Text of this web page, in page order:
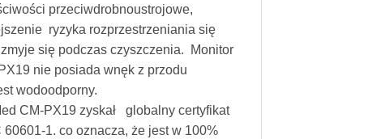
przeciwdrobnoustrojowe,
ryzyka rozprzestrzeniania się
się podczas czyszczenia. Monitor
nie posiada wnęk z przodu
wodoodporny.
CM-PX19 zyskał globalny certyfikat
60601-1. co oznacza, że jest w 100%